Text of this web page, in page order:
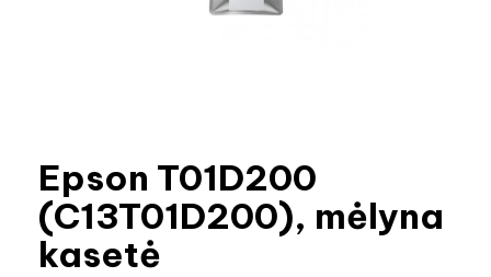
Epson T01D200
(C13T01D200), mėlyna
kasetė